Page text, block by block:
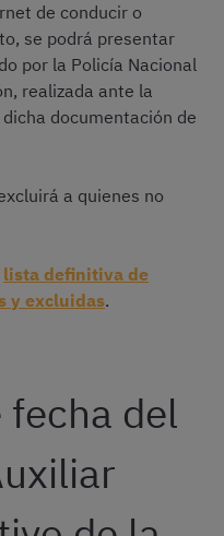
de conducir o
se podrá presentar
por la Policía Nacional
realizada ante la
documentación de
a quienes no
lista definitiva de
y excluidas.
fecha del